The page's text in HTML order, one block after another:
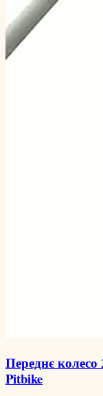
Переднє
Pitbike